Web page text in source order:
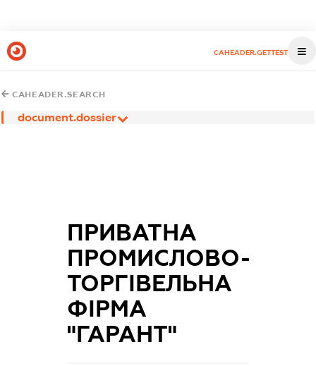
CAHEADER.GETTEST
CAHEADER.SEARCH
document.dossier
ПРИВАТНА
ПРОМИСЛОВО-
ТОРГІВЕЛЬНА
ФІРМА
"ГАРАНТ"